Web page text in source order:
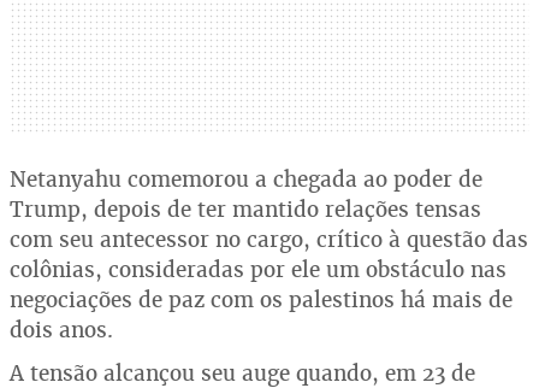
Netanyahu comemorou a chegada ao poder de
Trump, depois de ter mantido relações tensas
com seu antecessor no cargo, crítico à questão das
colônias, consideradas por ele um obstáculo nas
negociações de paz com os palestinos há mais de
dois anos.
A tensão alcançou seu auge quando, em 23 de